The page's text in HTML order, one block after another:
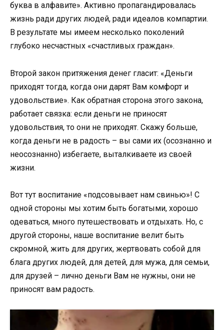
буква в алфавите». Активно пропагандировалась
жизнь ради других людей, ради идеалов компартии.
В результате мы имеем несколько поколений
глубоко несчастных «счастливых граждан».
Второй закон притяжения денег гласит: «Деньги
приходят тогда, когда они дарят Вам комфорт и
удовольствие». Как обратная сторона этого закона,
работает связка: если деньги не приносят
удовольствия, то они не приходят. Скажу больше,
когда деньги не в радость – вы сами их (осознанно и
неосознанно) избегаете, выталкиваете из своей
жизни.
Вот тут воспитание «подсовывает нам свинью»! С
одной стороны мы хотим быть богатыми, хорошо
одеваться, много путешествовать и отдыхать. Но, с
другой стороны, наше воспитание велит быть
скромной, жить для других, жертвовать собой для
блага других людей, для детей, для мужа, для семьи,
для друзей – лично деньги Вам не нужны, они не
приносят вам радость.